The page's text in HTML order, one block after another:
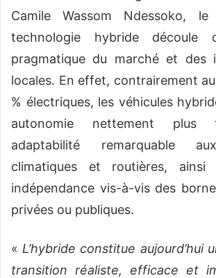
Camile Wassom Ndessoko,
technologie hybride découle
pragmatique du marché et des
locales. En effet, contrairement
% électriques, les véhicules
autonomie nettement plus
adaptabilité remarquable
climatiques et routières, ainsi
indépendance vis-à-vis des
privées ou publiques.
« L’hybride constitue aujourd’hui
transition réaliste, efficace et